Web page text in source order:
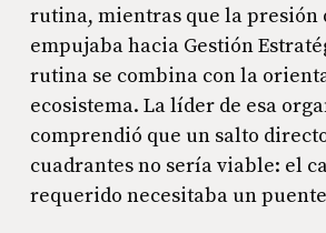
rutina, mientras que la presión
empujaba hacia Gestión
rutina se combina con la
ecosistema. La líder de esa
comprendió que un salto
cuadrantes no sería viable: el
requerido necesitaba un